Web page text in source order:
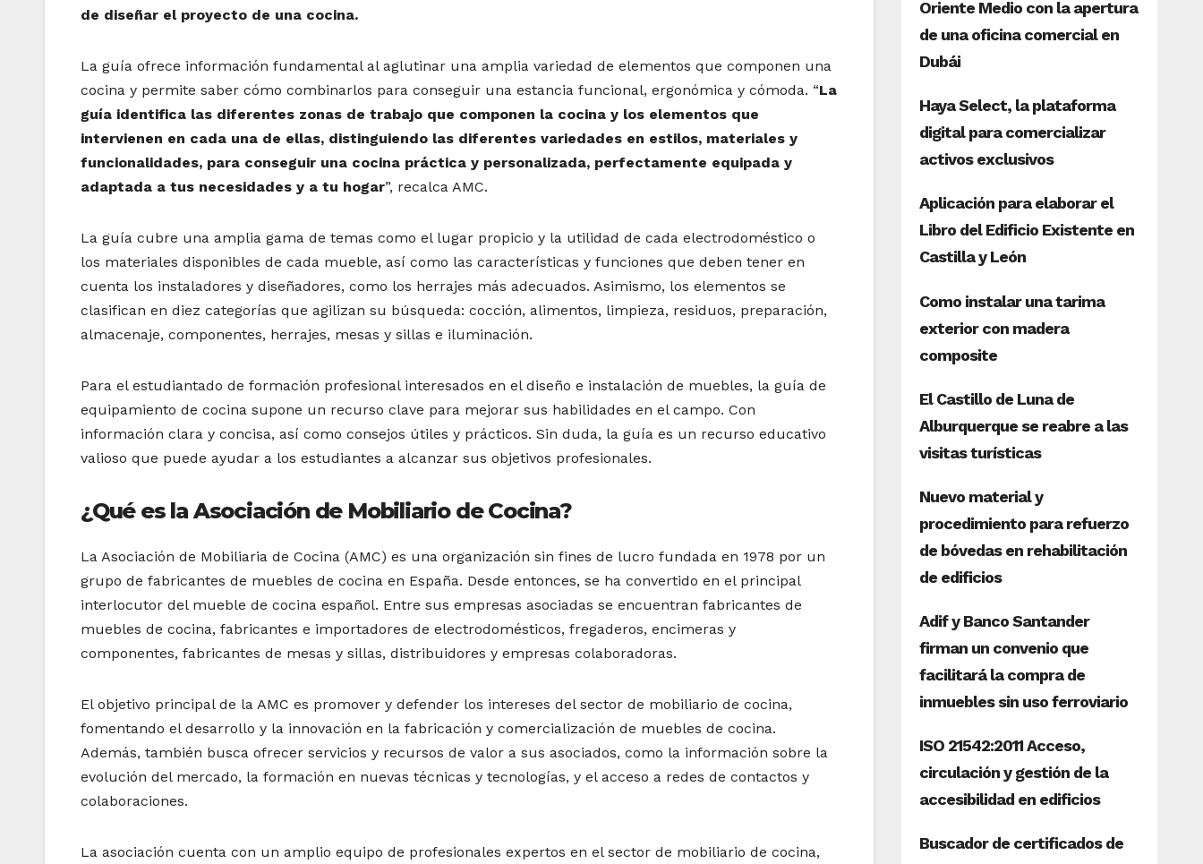
de diseñar el proyecto de una cocina.
La guía ofrece información fundamental al aglutinar una amplia variedad de elementos que componen una
cocina y permite saber cómo combinarlos para conseguir una estancia funcional, ergonómica y cómoda. “La
guía identifica las diferentes zonas de trabajo que componen la cocina y los elementos que
intervienen en cada una de ellas, distinguiendo las diferentes variedades en estilos, materiales y
funcionalidades, para conseguir una cocina práctica y personalizada, perfectamente equipada y
adaptada a tus necesidades y a tu hogar”, recalca AMC.
La guía cubre una amplia gama de temas como el lugar propicio y la utilidad de cada electrodoméstico o
los materiales disponibles de cada mueble, así como las características y funciones que deben tener en
cuenta los instaladores y diseñadores, como los herrajes más adecuados. Asimismo, los elementos se
clasifican en diez categorías que agilizan su búsqueda: cocción, alimentos, limpieza, residuos, preparación,
almacenaje, componentes, herrajes, mesas y sillas e iluminación.
Para el estudiantado de formación profesional interesados en el diseño e instalación de muebles, la guía de
equipamiento de cocina supone un recurso clave para mejorar sus habilidades en el campo. Con
información clara y concisa, así como consejos útiles y prácticos. Sin duda, la guía es un recurso educativo
valioso que puede ayudar a los estudiantes a alcanzar sus objetivos profesionales.
¿Qué es la Asociación de Mobiliario de Cocina?
La Asociación de Mobiliaria de Cocina (AMC) es una organización sin fines de lucro fundada en 1978 por un
grupo de fabricantes de muebles de cocina en España. Desde entonces, se ha convertido en el principal
interlocutor del mueble de cocina español. Entre sus empresas asociadas se encuentran fabricantes de
muebles de cocina, fabricantes e importadores de electrodomésticos, fregaderos, encimeras y
componentes, fabricantes de mesas y sillas, distribuidores y empresas colaboradoras.
El objetivo principal de la AMC es promover y defender los intereses del sector de mobiliario de cocina,
fomentando el desarrollo y la innovación en la fabricación y comercialización de muebles de cocina.
Además, también busca ofrecer servicios y recursos de valor a sus asociados, como la información sobre la
evolución del mercado, la formación en nuevas técnicas y tecnologías, y el acceso a redes de contactos y
colaboraciones.
La asociación cuenta con un amplio equipo de profesionales expertos en el sector de mobiliario de cocina,